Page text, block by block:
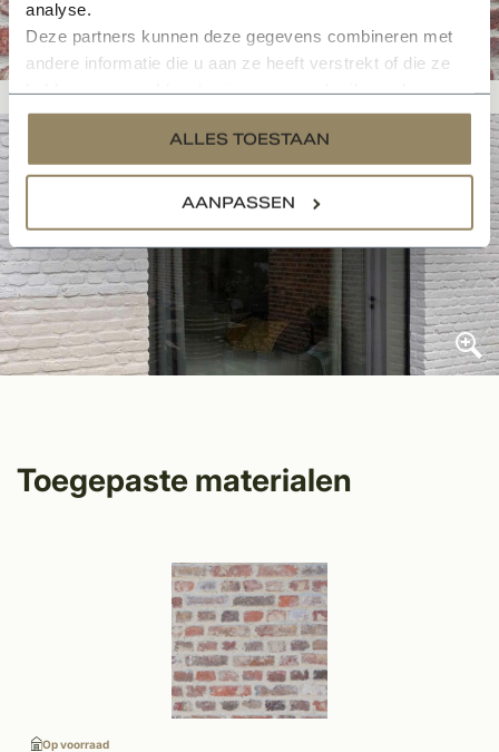
analyse.
Deze partners kunnen deze gegevens combineren met
andere informatie die u aan ze heeft verstrekt of die ze
services.
ALLES TOESTAAN
AANPASSEN
Toegepaste materialen
Op voorraad